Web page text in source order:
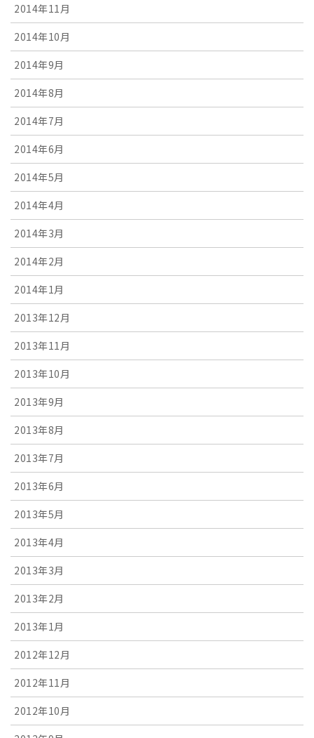
2014年11月
2014年10月
2014年9月
2014年8月
2014年7月
2014年6月
2014年5月
2014年4月
2014年3月
2014年2月
2014年1月
2013年12月
2013年11月
2013年10月
2013年9月
2013年8月
2013年7月
2013年6月
2013年5月
2013年4月
2013年3月
2013年2月
2013年1月
2012年12月
2012年11月
2012年10月